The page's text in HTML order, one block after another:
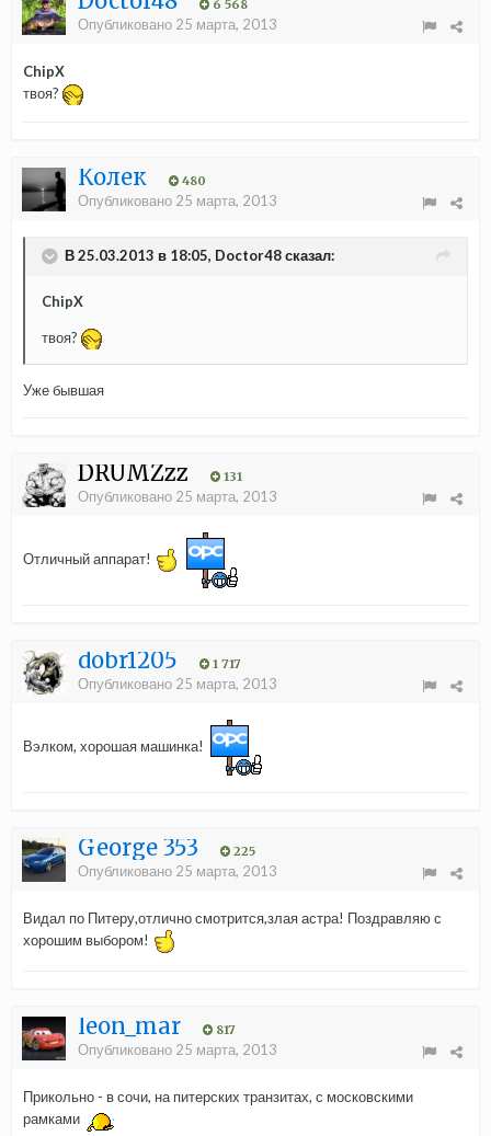
6 568
Опубликовано 25 марта, 2013
ChipX
твоя?
Колек 480
Опубликовано 25 марта, 2013
В 25.03.2013 в 18:05, Doctor48 сказал:
ChipX
твоя?
Уже бывшая
DRUMZzz 131
Опубликовано 25 марта, 2013
Отличный аппарат!
dobr1205 1 717
Опубликовано 25 марта, 2013
Вэлком, хорошая машинка!
George 353 225
Опубликовано 25 марта, 2013
Видал по Питеру,отлично смотрится,злая астра! Поздравляю с
хорошим выбором!
leon_mar 817
Опубликовано 25 марта, 2013
Прикольно - в сочи, на питерских транзитах, с московскими
рамками